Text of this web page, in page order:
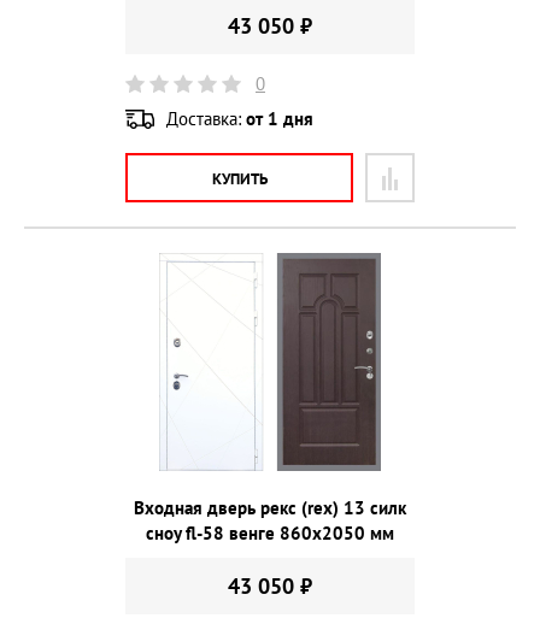
43 050 ₽
0
Доставка: от 1 дня
КУПИТЬ
Входная дверь рекс (rex) 13 силк
сноу fl-58 венге 860х2050 мм
43 050 ₽